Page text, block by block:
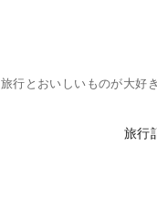
旅行とおいしいものが大好
旅行